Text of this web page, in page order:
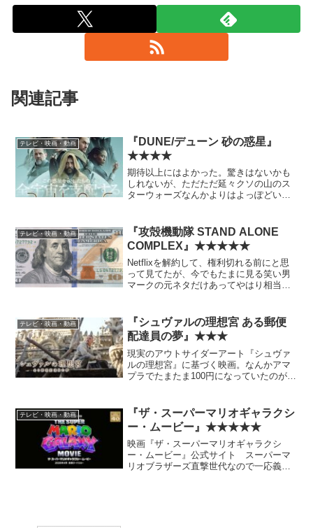
関連記事
テレビ・映画・動画
『DUNE/デューン 砂の惑星』
★★★★
期待以上にはよかった。驚きはないかも
しれないが、ただただ延々クソの山のス
ターウォーズなんかよりはよっぽどいい
る。特別な思い入れはない。
テレビ・映画・動画
『攻殻機動隊 STAND ALONE
COMPLEX』★★★★★
Netflixを解約して、権利切れる前にと思
って見てたが、今でもたまに見る笑い男
マークの元ネタだけあってやはり相当ク
和感はそれほどない。ほぼどこにでもハ
イレグで現...
テレビ・映画・動画
『シュヴァルの理想宮 ある郵便
配達員の夢』★★★
現実のアウトサイダーアート『シュヴァ
ルの理想宮』に基づく映画。なんかアマ
プラでたまたま100円になっていたのが目
はないだろうが、自分にはすごく来るも
のがあった。
テレビ・映画・動画
『ザ・スーパーマリオギャラクシ
ー・ムービー』★★★★★
映画『ザ・スーパーマリオギャラクシ
ー・ムービー』公式サイト スーパーマ
リオブラザーズ直撃世代なので一応義務